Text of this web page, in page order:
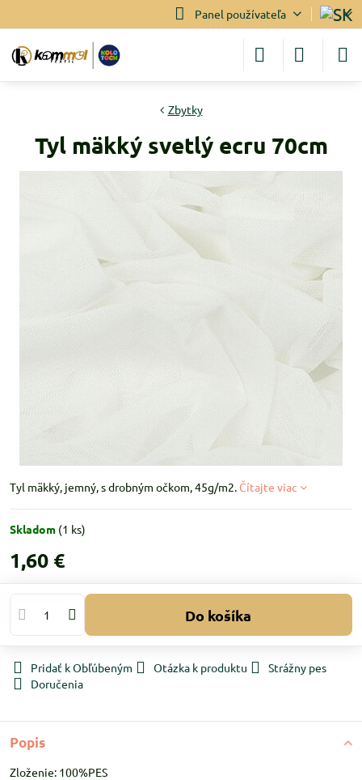
Panel používateľa
Zbytky
Tyl mäkký svetlý ecru 70cm
Tyl mäkký, jemný, s drobným očkom, 45g/m2. Čítajte viac
Skladom (1 ks)
1,60 €
Do košíka
Pridať k Obľúbeným Otázka k produktu
Strážny pes
Doručenia
Popis
Zloženie: 100%PES